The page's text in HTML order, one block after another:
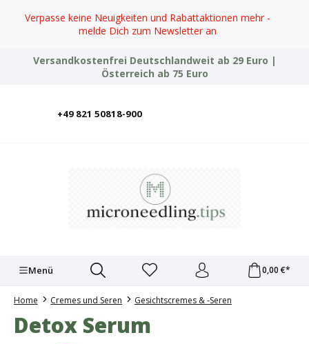
Zum Hauptinhalt springen
Verpasse keine Neuigkeiten und Rabattaktionen mehr -
melde Dich zum Newsletter an
Versandkostenfrei Deutschlandweit ab 29 Euro |
Österreich ab 75 Euro
+49 821 50818-900
Menü 0,00 €*
Home Cremes und Seren Gesichtscremes & -Seren
Detox Serum